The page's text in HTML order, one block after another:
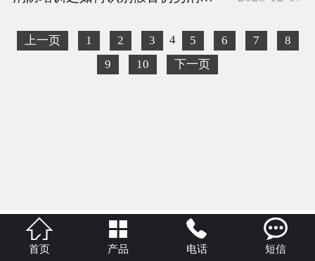
上一页 1 2 3 4 5 6 7
8
9
10 下一页

首页

产品

电话

短信